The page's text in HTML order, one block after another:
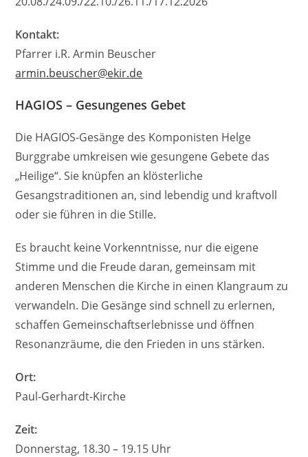
Kontakt:
Pfarrer i.R. Armin Beuscher
armin.beuscher@ekir.de
HAGIOS – Gesungenes Gebet
Die HAGIOS-Gesänge des Komponisten Helge
Burggrabe umkreisen wie gesungene Gebete das
„Heilige“. Sie knüpfen an klösterliche
Gesangstraditionen an, sind lebendig und kraftvoll
oder sie führen in die Stille.
Es braucht keine Vorkenntnisse, nur die eigene
Stimme und die Freude daran, gemeinsam mit
anderen Menschen die Kirche in einen Klangraum zu
verwandeln. Die Gesänge sind schnell zu erlernen,
schaffen Gemeinschaftserlebnisse und öffnen
Resonanzräume, die den Frieden in uns stärken.
Ort:
Paul-Gerhardt-Kirche
Zeit:
Donnerstag, 18.30 – 19.15 Uhr